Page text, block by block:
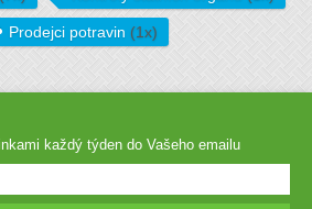
Prodejci potravin (1x)
každý týden do Vašeho emailu